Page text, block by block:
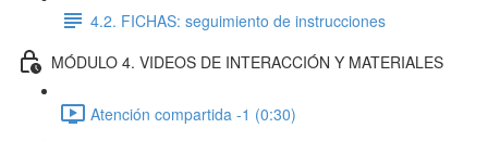
4.2. FICHAS: seguimiento de instrucciones
MÓDULO 4. VIDEOS DE INTERACCIÓN Y MATERIALES
Atención compartida -1 (0:30)